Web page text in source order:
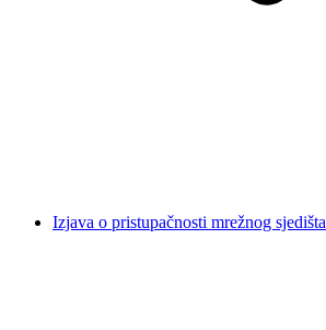
Izjava o pristupačnosti mrežnog sjedišta